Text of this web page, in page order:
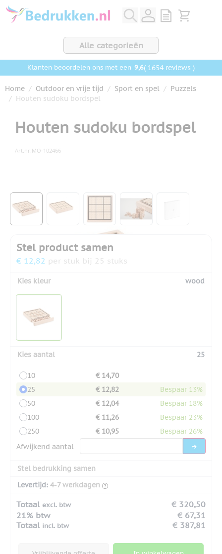
Ga naar de inhoud
View quote,
Bekijk
Alle categorieën
Klanten beoordelen ons met een 9,6( 1654 reviews )
Home / Outdoor en vrije tijd / Sport en spel / Puzzels
/ Houten sudoku bordspel
Houten sudoku bordspel
Art.nr. MO-102466
View larger imageView larger imageView larger imageView larger image
Stel product samen
€ 12,82 per stuk bij 25 stuks
Kies kleur wood
Kies aantal 25
10
€ 14,70
25
€ 12,82
Bespaar 13%
50
€ 12,04
Bespaar 18%
100
€ 11,26
Bespaar 23%
250
€ 10,95
Bespaar 26%
Afwijkend aantal
Stel bedrukking samen
Levertijd: 4-7 werkdagen
Totaal excl. btw
€ 320,50
21% btw
€ 67,31
Totaal incl. btw € 387,81